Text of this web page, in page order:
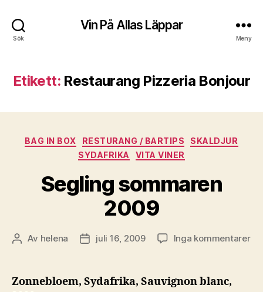
Sök
Vin På Allas Läppar
Meny
Etikett: Restaurang Pizzeria Bonjour
Kategorier
BAG IN BOX RESTURANG / BARTIPS
SKALDJUR
SYDAFRIKA
VITA VINER
Segling sommaren
2009
Inläggsförfattare
Av helena Inläggsdatum
juli 16, 2009 Inga kommentarertill
Zonnebloem, Sydafrika, Sauvignon blanc,